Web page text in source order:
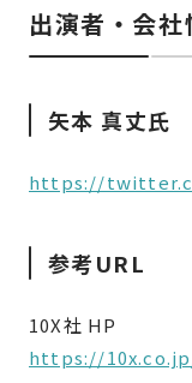
出演者・会社
矢本 真丈氏
https://
参考URL
10X社 HP
https://